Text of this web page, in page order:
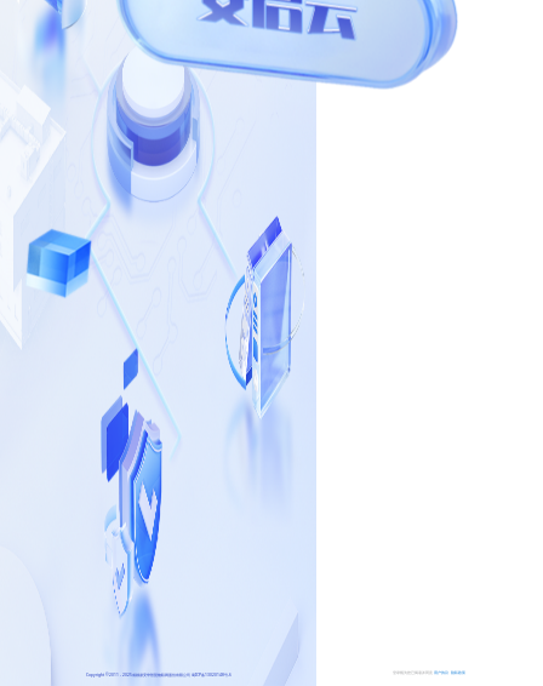
Copyright ©2011 - 2025成都鼎安华智慧物联网股份有限公司 蜀ICP备13020148号-6
登录视为您已阅读并同意 用户协议 隐私政策